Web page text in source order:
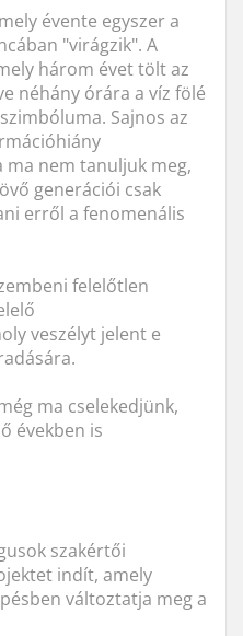
évente egyszer a
"virágzik". A
három évet tölt az
néhány órára a víz fölé
Sajnos az
ma nem tanuljuk meg,
generációi csak
erről a fenomenális
felelőtlen
veszélyt jelent e
ma cselekedjünk,
években is
szakértői
indít, amely
változtatja meg a